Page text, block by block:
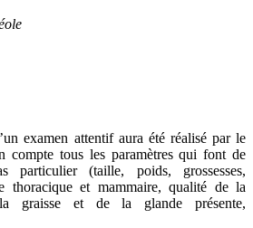
examen attentif aura été réalisé par le
compte tous les paramètres qui font de
particulier (taille, poids, grossesses,
thoracique et mammaire, qualité de la
graisse et de la glande présente,